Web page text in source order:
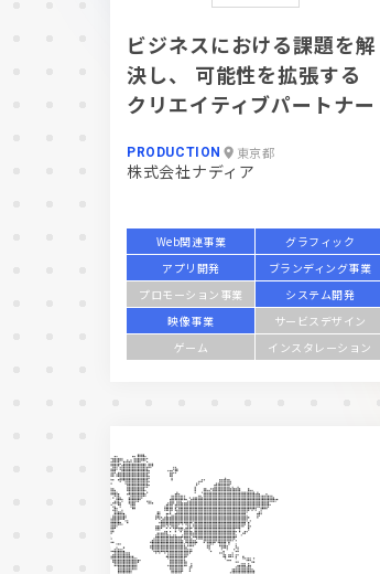
ビジネスにおける課題を解
決し、 可能性を拡張する
クリエイティブパートナー
PRODUCTION 東京都
株式会社ナディア
Web関連事業
グラフィック
アプリ開発
ブランディング事業
プロモーション事業
システム開発
映像事業
サービスデザイン
ゲーム
インスタレーション